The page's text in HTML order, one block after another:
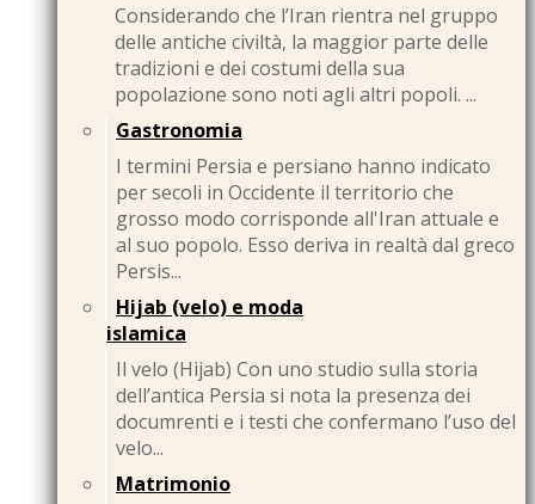
Considerando che l’Iran rientra nel gruppo
delle antiche civiltà, la maggior parte delle
tradizioni e dei costumi della sua
popolazione sono noti agli altri popoli. ...
Gastronomia
I termini Persia e persiano hanno indicato
per secoli in Occidente il territorio che
grosso modo corrisponde all'Iran attuale e
al suo popolo. Esso deriva in realtà dal greco
Persis...
Hijab (velo) e moda
islamica
Il velo (Hijab) Con uno studio sulla storia
dell’antica Persia si nota la presenza dei
documrenti e i testi che confermano l’uso del
velo...
Matrimonio